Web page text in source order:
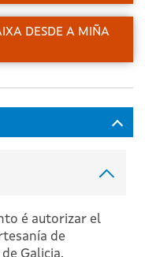
DESDE A MIÑA
é autorizar el
de
Galicia.